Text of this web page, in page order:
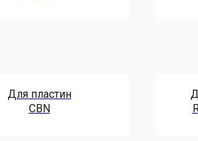
Для пластин
CBN